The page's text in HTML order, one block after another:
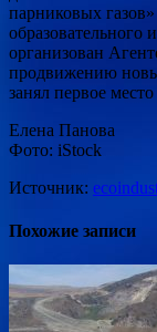
парниковых
организован
продвижению
занял первое
Елена Панова
Фото: iStock
Источник:
Похожие записи